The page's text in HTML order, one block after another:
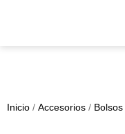
Inicio / Accesorios / Bolsos